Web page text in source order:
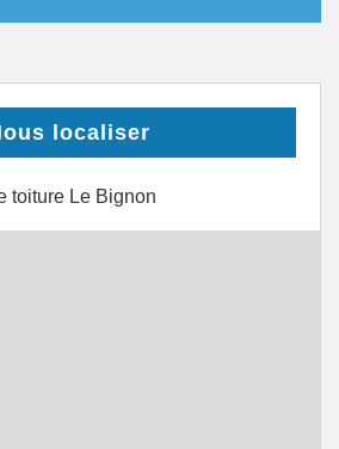
localiser
toiture Le Bignon